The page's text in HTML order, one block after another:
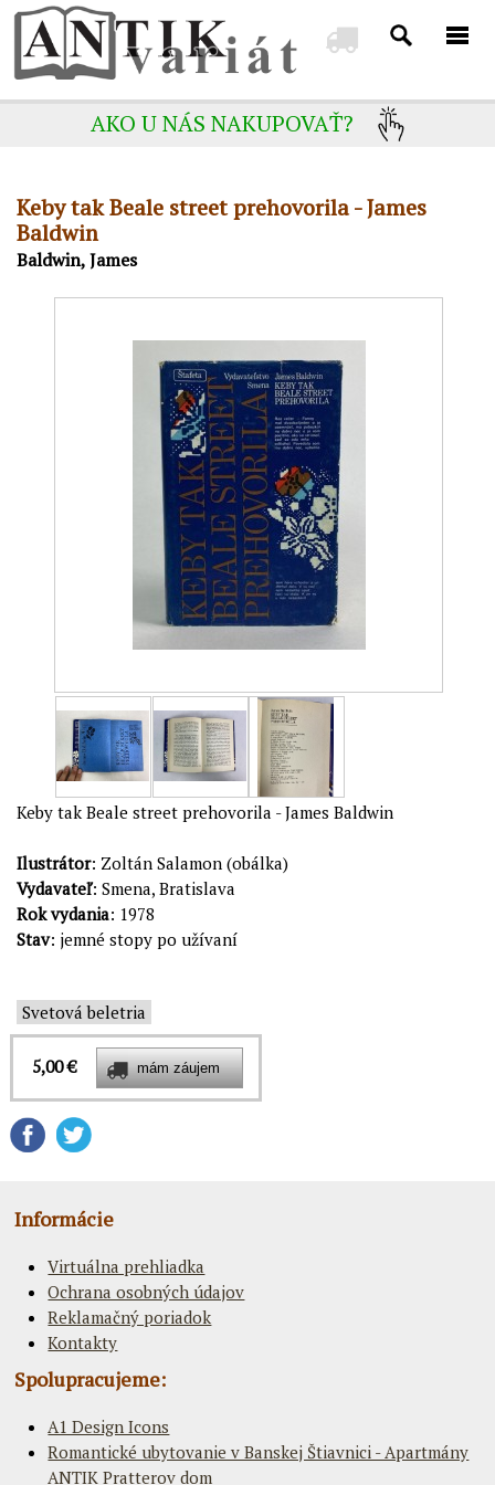
AKO U NÁS NAKUPOVAŤ?
Keby tak Beale street prehovorila - James
Baldwin
Baldwin, James
Keby tak Beale street prehovorila - James Baldwin
Ilustrátor: Zoltán Salamon (obálka)
Vydavateľ: Smena, Bratislava
Rok vydania: 1978
Stav: jemné stopy po užívaní
Svetová beletria
5,00 €
Informácie
Virtuálna prehliadka
Ochrana osobných údajov
Reklamačný poriadok
Kontakty
Spolupracujeme:
A1 Design Icons
Romantické ubytovanie v Banskej Štiavnici - Apartmány
ANTIK Pratterov dom